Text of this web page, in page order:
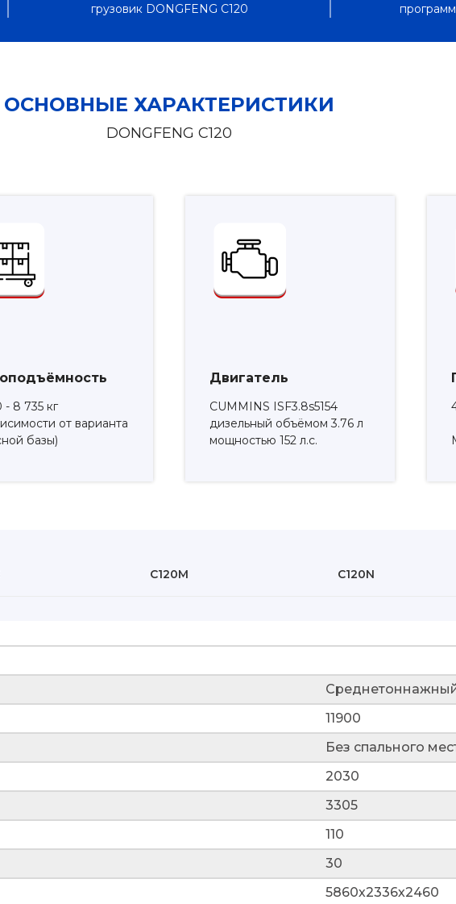
грузовик DONGFENG C120
ОСНОВНЫЕ ХАРАКТЕРИСТИКИ
DONGFENG C120
8 735 кг
от варианта
базы)
Двигатель
CUMMINS ISF3.8s5154
дизельный объёмом 3.76 л
мощностью 152 л.с.
C120M C120N
Среднетоннажный
11900
Без спального
2030
3305
110
30
5860х2336х2460